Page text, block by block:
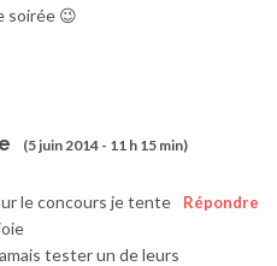
soirée 😉
(5 juin 2014 - 11 h 15 min)
Répondre
le concours je tente
tester un de leurs